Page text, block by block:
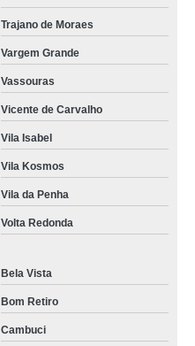
Trajano de Moraes
Vargem Grande
Vassouras
Vicente de Carvalho
Vila Isabel
Vila Kosmos
Vila da Penha
Volta Redonda
Bela Vista
Bom Retiro
Cambuci